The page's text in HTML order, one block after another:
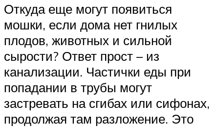
Откуда еще могут появиться
мошки, если дома нет гнилых
плодов, животных и сильной
сырости? Ответ прост – из
канализации. Частички еды при
попадании в трубы могут
застревать на сгибах или сифонах,
продолжая там разложение. Это